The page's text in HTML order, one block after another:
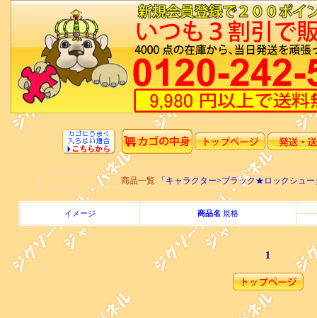
商品一覧 「キャラクター>ブラック★ロックシュ
イメージ 商品名 規格
1